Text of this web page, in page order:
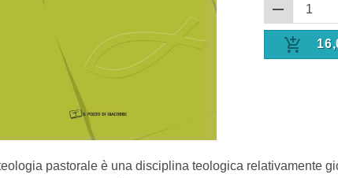
pastorale è una disciplina teologica relativamente